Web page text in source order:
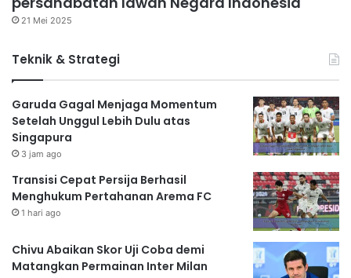
21 Mei 2025
Teknik & Strategi
Garuda Gagal Menjaga Momentum
Setelah Unggul Lebih Dulu atas
Singapura
3 jam ago
Transisi Cepat Persija Berhasil
Menghukum Pertahanan Arema FC
1 hari ago
Chivu Abaikan Skor Uji Coba demi
Matangkan Permainan Inter Milan